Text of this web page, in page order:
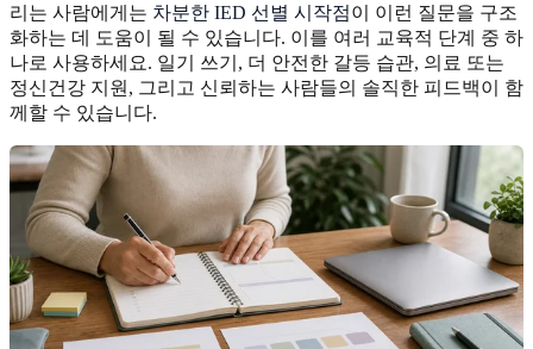
리는 사람에게는 차분한 IED 선별 시작점이 이런 질문을 구조
화하는 데 도움이 될 수 있습니다. 이를 여러 교육적 단계 중 하
나로 사용하세요. 일기 쓰기, 더 안전한 갈등 습관, 의료 또는
정신건강 지원, 그리고 신뢰하는 사람들의 솔직한 피드백이 함
께할 수 있습니다.